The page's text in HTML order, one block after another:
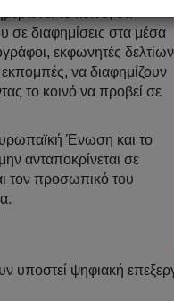
το κοινό, ότι
σε διαφημίσεις στα μέσα
εκφωνητές δελτίων
να διαφημίζουν
το κοινό να προβεί σε
Ένωση και το
ανταποκρίνεται σε
τον προσωπικό του
υποστεί ψηφιακή